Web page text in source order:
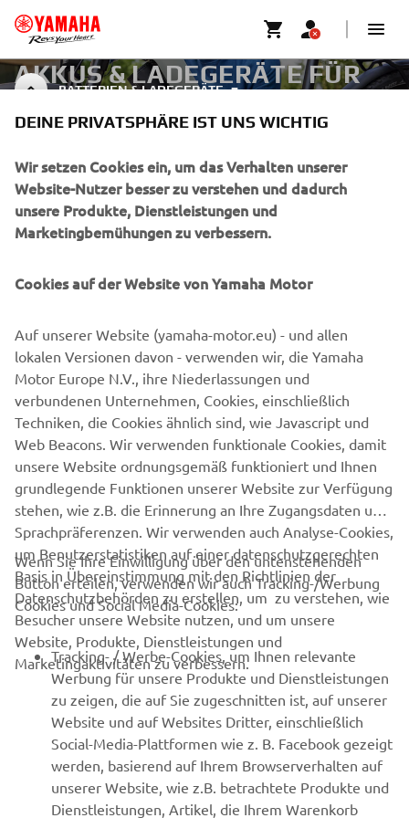
BATTERIEN & LADEGERÄTE
AKKUS & LADEGERÄTE FÜR
UNTERNEHMEN
B2B
MEHR VON YAMAHA
SUPPORT
NEWSLETTER
Erfahre als Erster von den neuesten Angeboten,
Sonderveranstaltungen, Neuerscheinungen und vielem mehr.
ABONNIEREN
Lesen Sie unsere Datenschutzrichtlinie, um zu erfahren, wie wir
Ihre persönlichen Daten verarbeiten: Datenschutzerklärung
Germany (German)
© Copyright - 2026 Yamaha Motor Europe N.V. - All Rights
Reserved
DEINE PRIVATSPHÄRE IST UNS WICHTIG
Wir setzen Cookies ein, um das Verhalten unserer
Website-Nutzer besser zu verstehen und dadurch
unsere Produkte, Dienstleistungen und
Marketingbemühungen zu verbessern.
Cookies auf der Website von Yamaha Motor
Auf unserer Website (yamaha-motor.eu) - und allen
lokalen Versionen davon - verwenden wir, die Yamaha
Motor Europe N.V., ihre Niederlassungen und
verbundenen Unternehmen, Cookies, einschließlich
Techniken, die Cookies ähnlich sind, wie Javascript und
Web Beacons. Wir verwenden funktionale Cookies, damit
unsere Website ordnungsgemäß funktioniert und Ihnen
grundlegende Funktionen unserer Website zur Verfügung
stehen, wie z.B. die Erinnerung an Ihre Zugangsdaten und
Sprachpräferenzen. Wir verwenden auch Analyse-Cookies,
um Benutzerstatistiken auf einer datenschutzgerechten
Basis in Übereinstimmung mit den Richtlinien der
Datenschutzbehörden zu erstellen, um zu verstehen, wie
Besucher unsere Website nutzen, und um unsere
Website, Produkte, Dienstleistungen und
Marketingaktivitäten zu verbessern.
Wenn Sie Ihre Einwilligung über den untenstehenden
Button erteilen, verwenden wir auch Tracking-/Werbung
Cookies und Social Media-Cookies:
Tracking- / Werbe-Cookies, um Ihnen relevante
Werbung für unsere Produkte und Dienstleistungen
zu zeigen, die auf Sie zugeschnitten ist, auf unserer
Website und auf Websites Dritter, einschließlich
Social-Media-Plattformen wie z. B. Facebook gezeigt
werden, basierend auf Ihrem Browserverhalten auf
unserer Website, wie z.B. betrachtete Produkte und
Dienstleistungen, Artikel, die Ihrem Warenkorb